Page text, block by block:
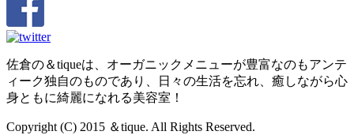
佐倉の＆tiqueは、オーガニックメニューが豊富なのもアンテ
ィーク独自のものであり、日々の生活を忘れ、癒しながら心
身ともに綺麗になれる美容室！
Copyright (C) 2015 ＆tique. All Rights Reserved.